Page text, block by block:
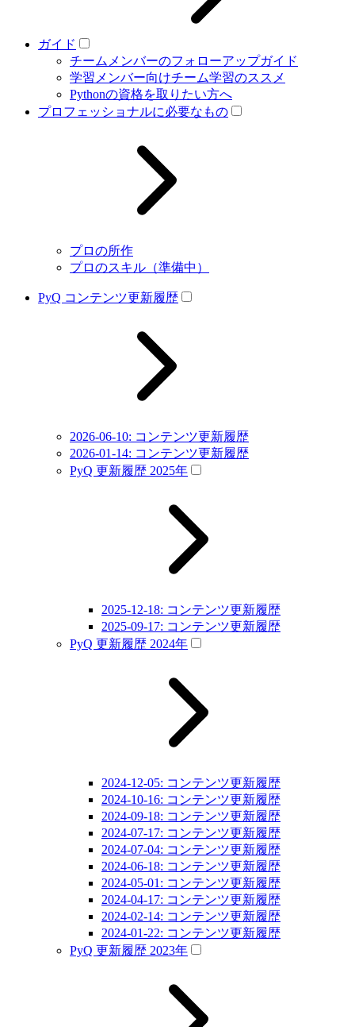
ガイド
チームメンバーのフォローアップガイド
学習メンバー向けチーム学習のススメ
Pythonの資格を取りたい方へ
プロフェッショナルに必要なもの
プロの所作
プロのスキル（準備中）
PyQ コンテンツ更新履歴
2026-06-10: コンテンツ更新履歴
2026-01-14: コンテンツ更新履歴
PyQ 更新履歴 2025年
2025-12-18: コンテンツ更新履歴
2025-09-17: コンテンツ更新履歴
PyQ 更新履歴 2024年
2024-12-05: コンテンツ更新履歴
2024-10-16: コンテンツ更新履歴
2024-09-18: コンテンツ更新履歴
2024-07-17: コンテンツ更新履歴
2024-07-04: コンテンツ更新履歴
2024-06-18: コンテンツ更新履歴
2024-05-01: コンテンツ更新履歴
2024-04-17: コンテンツ更新履歴
2024-02-14: コンテンツ更新履歴
2024-01-22: コンテンツ更新履歴
PyQ 更新履歴 2023年